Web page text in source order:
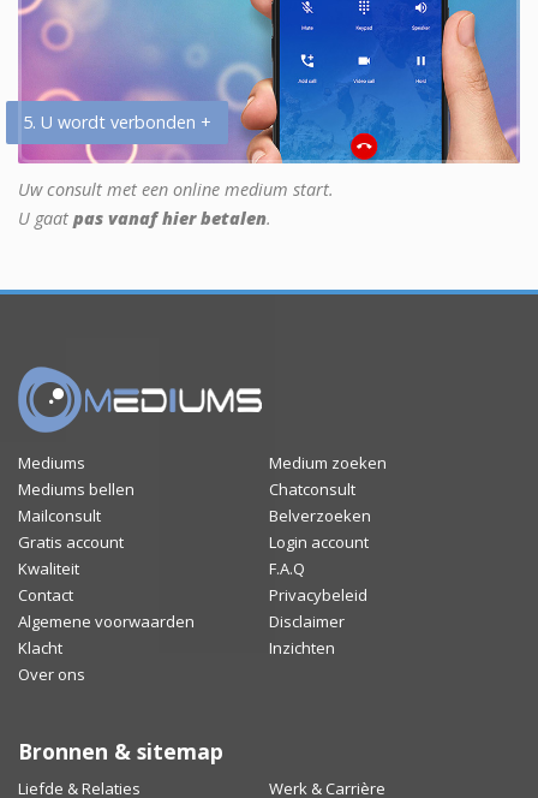
5. U wordt verbonden +
Uw consult met een online medium start.
U gaat pas vanaf hier betalen.
Mediums
Medium zoeken
Mediums bellen
Chatconsult
Mailconsult
Belverzoeken
Gratis account
Login account
Kwaliteit
F.A.Q
Contact
Privacybeleid
Algemene voorwaarden
Disclaimer
Klacht
Inzichten
Over ons
Bronnen & sitemap
Liefde & Relaties Werk & Carrière